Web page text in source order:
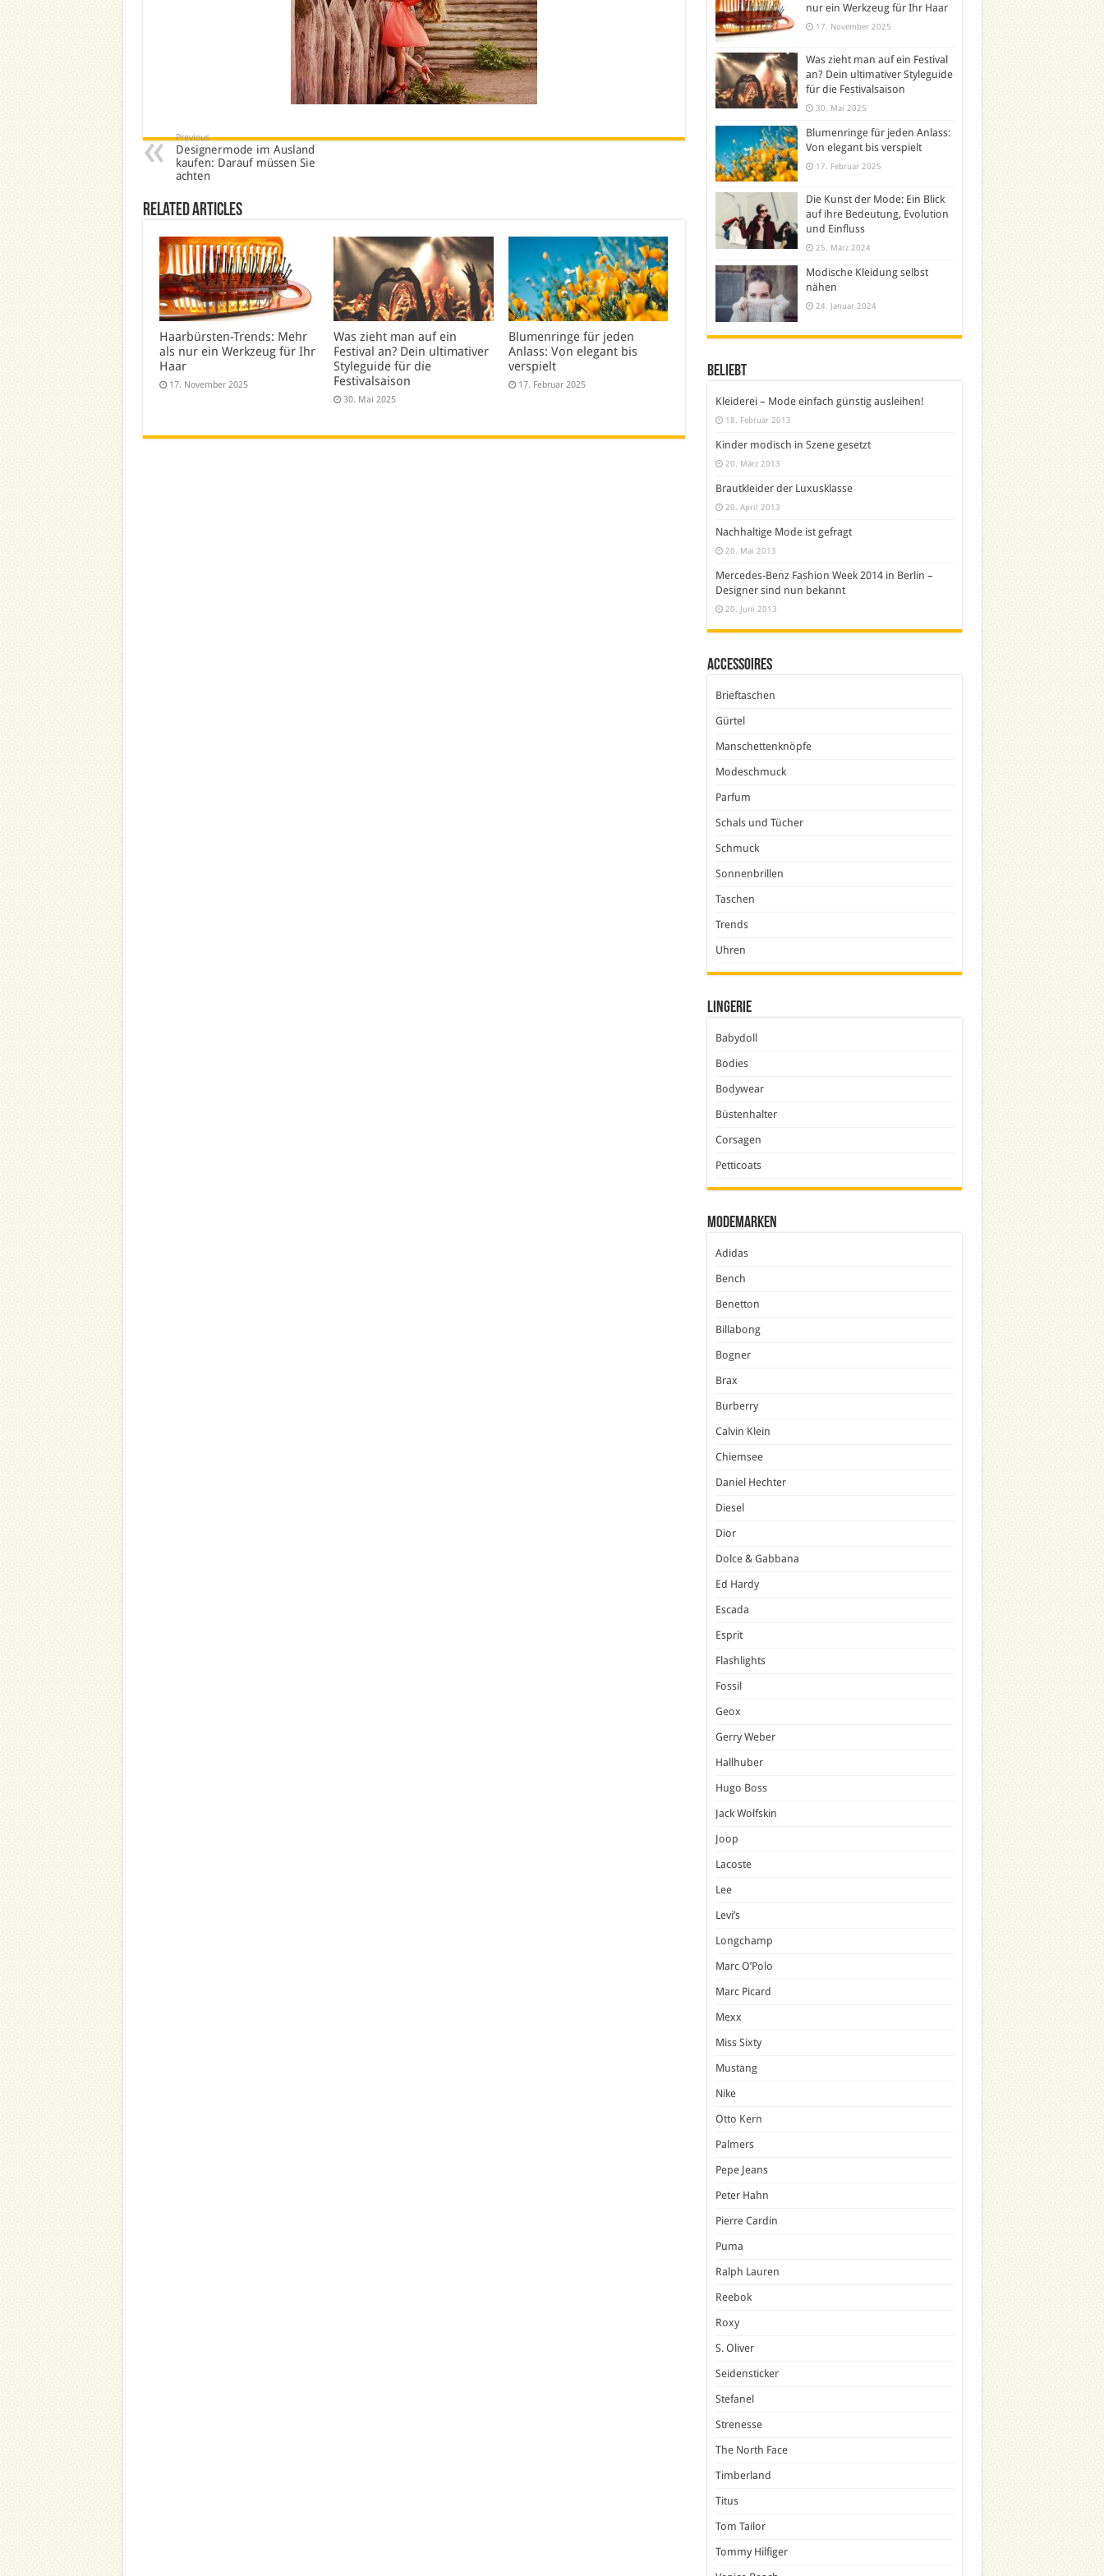
Previous
Designermode im Ausland
kaufen: Darauf müssen Sie
achten
Related Articles
Haarbürsten-Trends: Mehr
als nur ein Werkzeug für Ihr
Haar
17. November 2025
Was zieht man auf ein
Festival an? Dein ultimativer
Styleguide für die
Festivalsaison
30. Mai 2025
Blumenringe für jeden
Anlass: Von elegant bis
verspielt
17. Februar 2025
nur ein Werkzeug für Ihr Haar
17. November 2025
Was zieht man auf ein Festival
an? Dein ultimativer Styleguide
für die Festivalsaison
30. Mai 2025
Blumenringe für jeden Anlass:
Von elegant bis verspielt
17. Februar 2025
Die Kunst der Mode: Ein Blick
auf ihre Bedeutung, Evolution
und Einfluss
25. März 2024
Modische Kleidung selbst
nähen
24. Januar 2024
Beliebt
Kleiderei – Mode einfach günstig ausleihen!
18. Februar 2013
Kinder modisch in Szene gesetzt
20. März 2013
Brautkleider der Luxusklasse
20. April 2013
Nachhaltige Mode ist gefragt
20. Mai 2013
Mercedes-Benz Fashion Week 2014 in Berlin –
Designer sind nun bekannt
20. Juni 2013
Accessoires
Brieftaschen
Gürtel
Manschettenknöpfe
Modeschmuck
Parfum
Schals und Tücher
Schmuck
Sonnenbrillen
Taschen
Trends
Uhren
Lingerie
Babydoll
Bodies
Bodywear
Büstenhalter
Corsagen
Petticoats
Modemarken
Adidas
Bench
Benetton
Billabong
Bogner
Brax
Burberry
Calvin Klein
Chiemsee
Daniel Hechter
Diesel
Dior
Dolce & Gabbana
Ed Hardy
Escada
Esprit
Flashlights
Fossil
Geox
Gerry Weber
Hallhuber
Hugo Boss
Jack Wolfskin
Joop
Lacoste
Lee
Levi’s
Longchamp
Marc O’Polo
Marc Picard
Mexx
Miss Sixty
Mustang
Nike
Otto Kern
Palmers
Pepe Jeans
Peter Hahn
Pierre Cardin
Puma
Ralph Lauren
Reebok
Roxy
S. Oliver
Seidensticker
Stefanel
Strenesse
The North Face
Timberland
Titus
Tom Tailor
Tommy Hilfiger